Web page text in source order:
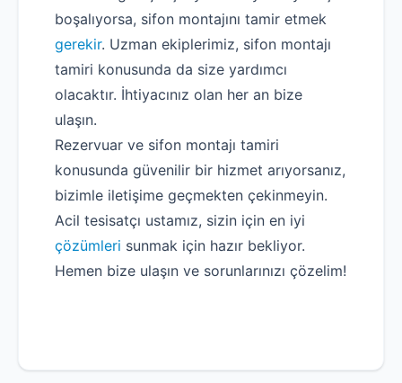
boşalıyorsa, sifon montajını tamir etmek
gerekir. Uzman ekiplerimiz, sifon montajı
tamiri konusunda da size yardımcı
olacaktır. İhtiyacınız olan her an bize
ulaşın.
Rezervuar ve sifon montajı tamiri
konusunda güvenilir bir hizmet arıyorsanız,
bizimle iletişime geçmekten çekinmeyin.
Acil tesisatçı ustamız, sizin için en iyi
çözümleri sunmak için hazır bekliyor.
Hemen bize ulaşın ve sorunlarınızı çözelim!